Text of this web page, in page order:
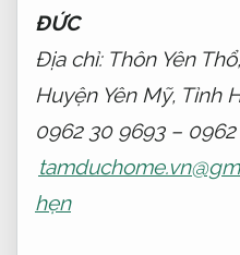
ĐỨC
Địa chỉ: Thôn Yên
Huyện Yên Mỹ, Tỉnh
0962 30 9693 – 0962
hẹn